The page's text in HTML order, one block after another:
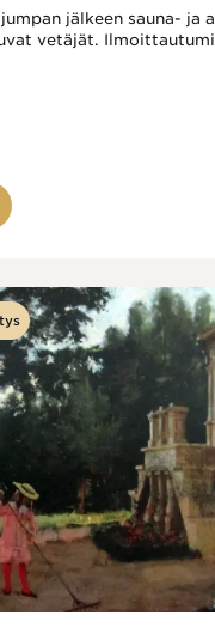
jälkeen sauna- ja
vetäjät.